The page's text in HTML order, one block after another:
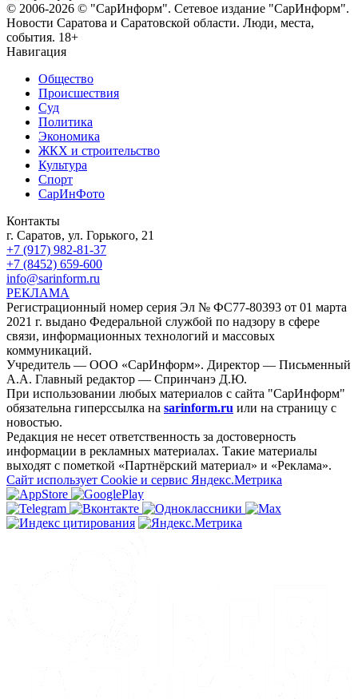
© 2006-2026 © "СарИнформ". Сетевое издание "СарИнформ".
Новости Саратова и Саратовской области. Люди, места,
события. 18+
Навигация
Общество
Происшествия
Суд
Политика
Экономика
ЖКХ и строительство
Культура
Спорт
СарИнФото
Контакты
г. Саратов, ул. Горького, 21
+7 (917) 982-81-37
+7 (8452) 659-600
info@sarinform.ru
РЕКЛАМА
Регистрационный номер серия Эл № ФС77-80393 от 01 марта
2021 г. выдано Федеральной службой по надзору в сфере
связи, информационных технологий и массовых
коммуникаций.
Учредитель — ООО «СарИнформ». Директор — Письменный
А.А. Главный редактор — Спринчанэ Д.Ю.
При использовании любых материалов с сайта "СарИнформ"
обязательна гиперссылка на sarinform.ru или на страницу с
новостью.
Редакция не несет ответственность за достоверность
информации в рекламных материалах. Такие материалы
выходят с пометкой «Партнёрский материал» и «Реклама».
Сайт использует Cookie и сервиc Яндекс.Метрика